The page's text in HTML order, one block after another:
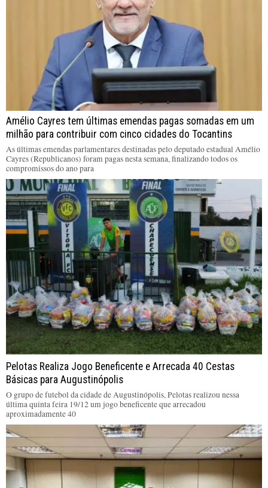
Amélio Cayres tem últimas emendas pagas somadas em um
milhão para contribuir com cinco cidades do Tocantins
As últimas emendas parlamentares destinadas pelo deputado estadual Amélio
Cayres (Republicanos) foram pagas nesta semana, finalizando todos os
compromissos do ano para
Pelotas Realiza Jogo Beneficente e Arrecada 40 Cestas
Básicas para Augustinópolis
O grupo de futebol da cidade de Augustinópolis, Pelotas realizou nessa
última quinta feira 19/12 um jogo beneficente que arrecadou
aproximadamente 40